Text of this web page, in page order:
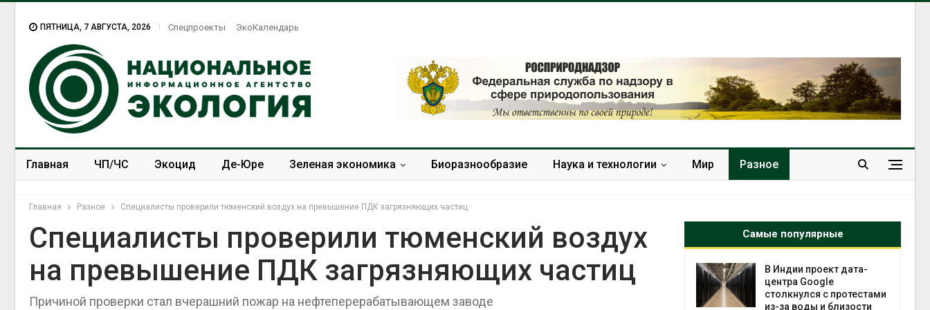
ПЯТНИЦА, 7 АВГУСТА, 2026 Спецпроекты ЭкоКалендарь
Главная ЧП/ЧС Экоцид Де-Юре Зеленая экономика Биоразнообразие Наука и технологии Мир Разное
Главная Разное Специалисты проверили тюменский воздух на превышение ПДК загрязняющих частиц
Специалисты проверили тюменский воздух
на превышение ПДК загрязняющих частиц
Причиной проверки стал вчерашний пожар на нефтеперерабатывающем заводе
Самые популярные
Дождевая вода с крыш
может помочь городам
переживать жару
Южная Корея ускорит
развитие солнечной
спроса со стороны ИИ
В Индии проект дата-
центра Google
столкнулся с протестами
из-за воды и близости